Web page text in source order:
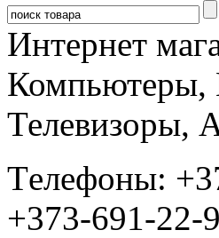
Интернет
Компьютеры,
Телевизоры,
Tелефоны:
+373-691-22-